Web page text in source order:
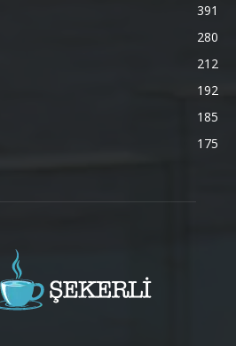
391
280
212
192
185
175